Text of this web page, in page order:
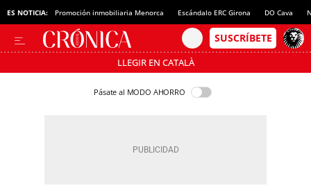
ES NOTICIA: Promoción inmobiliaria Menorca Escándalo ERC Girona DO Cava
LLEGIR EN CATALÀ
Pásate al MODO AHORRO